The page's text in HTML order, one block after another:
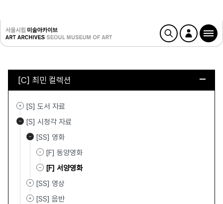
[C] 최민 컬렉션
[S] 도서 자료
[S] 시청각 자료
[SS] 영화
[F] 동양영화
[F] 서양영화
[SS] 영상
[SS] 음반